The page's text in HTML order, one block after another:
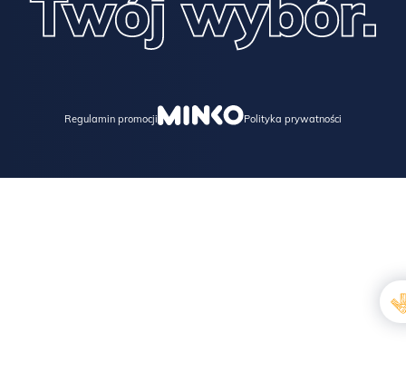
Regulamin promocji Polityka prywatności